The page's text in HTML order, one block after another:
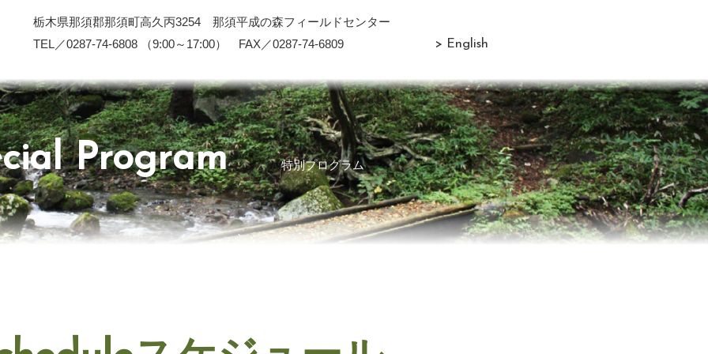
栃木県那須郡那須町高久丙3254 那須平成の森フィールドセンター
TEL／0287-74-6808 （9:00～17:00） FAX／0287-74-6809
> English
Program 特別プログラム